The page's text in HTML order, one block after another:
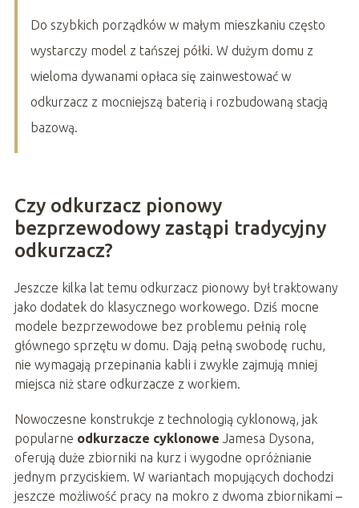
Do szybkich porządków w małym mieszkaniu często
wystarczy model z tańszej półki. W dużym domu z
wieloma dywanami opłaca się zainwestować w
odkurzacz z mocniejszą baterią i rozbudowaną stacją
bazową.
Czy odkurzacz pionowy
bezprzewodowy zastąpi tradycyjny
odkurzacz?
Jeszcze kilka lat temu odkurzacz pionowy był traktowany
jako dodatek do klasycznego workowego. Dziś mocne
modele bezprzewodowe bez problemu pełnią rolę
głównego sprzętu w domu. Dają pełną swobodę ruchu,
nie wymagają przepinania kabli i zwykle zajmują mniej
miejsca niż stare odkurzacze z workiem.
Nowoczesne konstrukcje z technologią cyklonową, jak
popularne odkurzacze cyklonowe Jamesa Dysona,
oferują duże zbiorniki na kurz i wygodne opróżnianie
jednym przyciskiem. W wariantach mopujących dochodzi
jeszcze możliwość pracy na mokro z dwoma zbiornikami –